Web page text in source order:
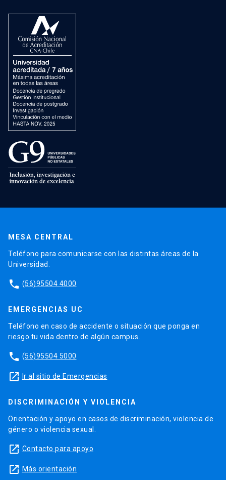
MESA CENTRAL
Teléfono para comunicarse con las distintas áreas de la
Universidad.
phone (56)95504 4000
EMERGENCIAS UC
Teléfono en caso de accidente o situación que ponga en
riesgo tu vida dentro de algún campus.
phone (56)95504 5000
launch Ir al sitio de Emergencias
DISCRIMINACIÓN Y VIOLENCIA
Orientación y apoyo en casos de discriminación, violencia de
género o violencia sexual.
launch Contacto para apoyo
launch Más orientación